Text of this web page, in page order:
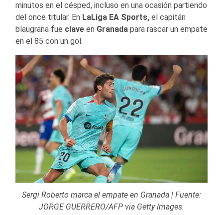
minutos en el césped, incluso en una ocasión partiendo
del once titular. En LaLiga EA Sports, el capitán
blaugrana fue clave en Granada para rascar un empate
en el 85 con un gol.
Sergi Roberto marca el empate en Granada | Fuente:
JORGE GUERRERO/AFP via Getty Images.